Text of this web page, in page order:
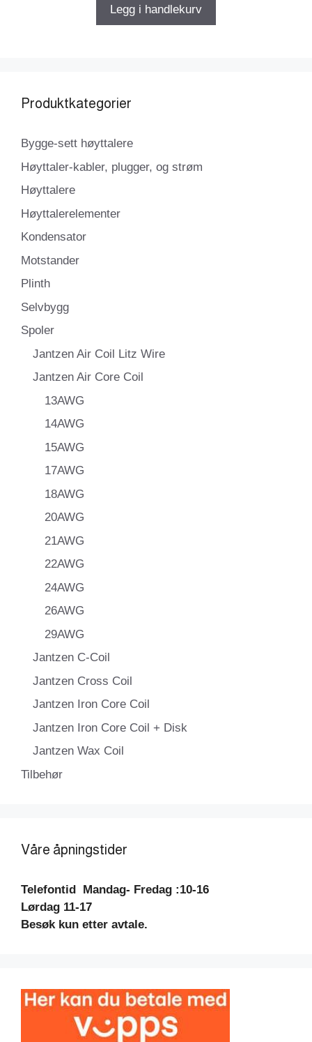
Legg i handlekurv
Produktkategorier
Bygge-sett høyttalere
Høyttaler-kabler, plugger, og strøm
Høyttalere
Høyttalerelementer
Kondensator
Motstander
Plinth
Selvbygg
Spoler
Jantzen Air Coil Litz Wire
Jantzen Air Core Coil
13AWG
14AWG
15AWG
17AWG
18AWG
20AWG
21AWG
22AWG
24AWG
26AWG
29AWG
Jantzen C-Coil
Jantzen Cross Coil
Jantzen Iron Core Coil
Jantzen Iron Core Coil + Disk
Jantzen Wax Coil
Tilbehør
Våre åpningstider
Telefontid Mandag- Fredag :10-16
Lørdag 11-17
Besøk kun etter avtale.